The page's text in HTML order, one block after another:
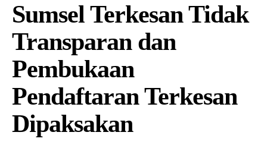
Sumsel Terkesan Tidak
Transparan dan
Pembukaan
Pendaftaran Terkesan
Dipaksakan